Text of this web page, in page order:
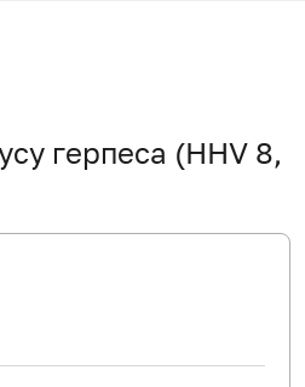
герпеса (HHV 8,